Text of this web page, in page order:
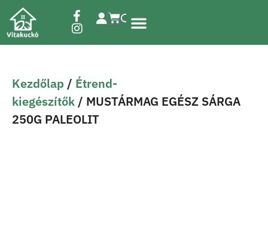
Kezdőlap / Étrend-
kiegészítők / MUSTÁRMAG EGÉSZ SÁRGA
250G PALEOLIT